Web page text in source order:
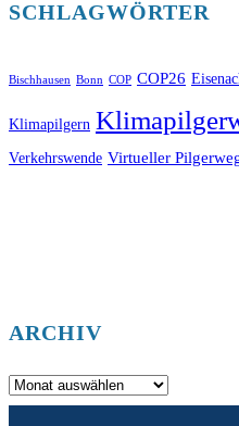
SCHLAGWÖRTER
Bischhausen Bonn COP COP26
Klimapilgern
Verkehrswende Virtueller
ARCHIV
Archiv